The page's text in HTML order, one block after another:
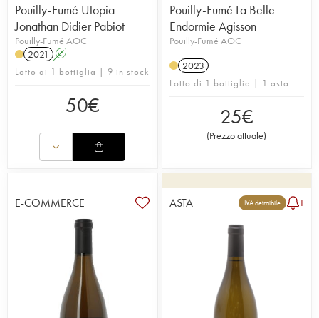
Pouilly-Fumé Utopia
Jonathan Didier Pabiot
Pouilly-Fumé AOC
2021
A
Lotto di 1 bottiglia | 9 in stock
50€
Pouilly-Fumé La Belle
Endormie Agisson
Pouilly-Fumé AOC
2023
Lotto di 1 bottiglia | 1 asta
25€
(Prezzo attuale)
E-COMMERCE ASTA IVA detraibile 1